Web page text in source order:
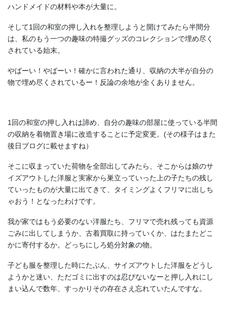
ハンドメイドの材料や本が大量に。
そして1回の和室の押し入れを整理しようと開けてみたら半間分
は、私のもう一つの趣味の特撮グッズのコレクションで埋め尽く
されている始末。
やばーい！やばーい！確かに言われた通り、収納の大半が自分の
物で埋め尽くされているー！反論の余地が全くありません。
1回の和室の押し入れは諦め、自分の趣味の部屋に使っている半間
の収納を着物置き場に改造することに予定変更。(その様子はまた
後日ブログに載せますね）
そこに収まっていた荷物を全部出してみたら、そこからは娘のサ
イズアウトした洋服と実家から巣立っていった上の子たちの残し
ていったものが大量に出てきて、タイミングよくフリマに出しち
ゃおう！となったわけです。
我が家ではもう必要のない洋服たち、フリマで売れ残っても資源
ごみに出してしまうか、古着買取に持っていくか、はたまたどこ
かに寄付するか。どっちにしろ処分対象の物。
子ども服を整理した時にたぶん、サイズアウトした洋服をどうし
ようかと迷い、ただゴミに出すのは忍びないなーと押し入れにし
まい込んで数年、すっかりその存在さえ忘れていたんですな。